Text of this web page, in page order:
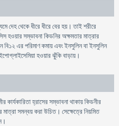
দেহ থেকে ধীরে ধীরে বের হয়। তাই শরীরে
হওয়ার সম্ভাবনা কিডনির অক্ষমতার মাত্রার
বি১২ এর পরিমাণ কমায় এবং ইনসুলিন বা ইনসুলিন
হওয়ার ঝুঁকি বাড়ায়।
কার্যকারিতা হ্রাসের সম্ভাবনা থাকায় কিডনীর
মাত্রা সমন্বয় করা উচিত। সেক্ষেত্রে নিয়মিত